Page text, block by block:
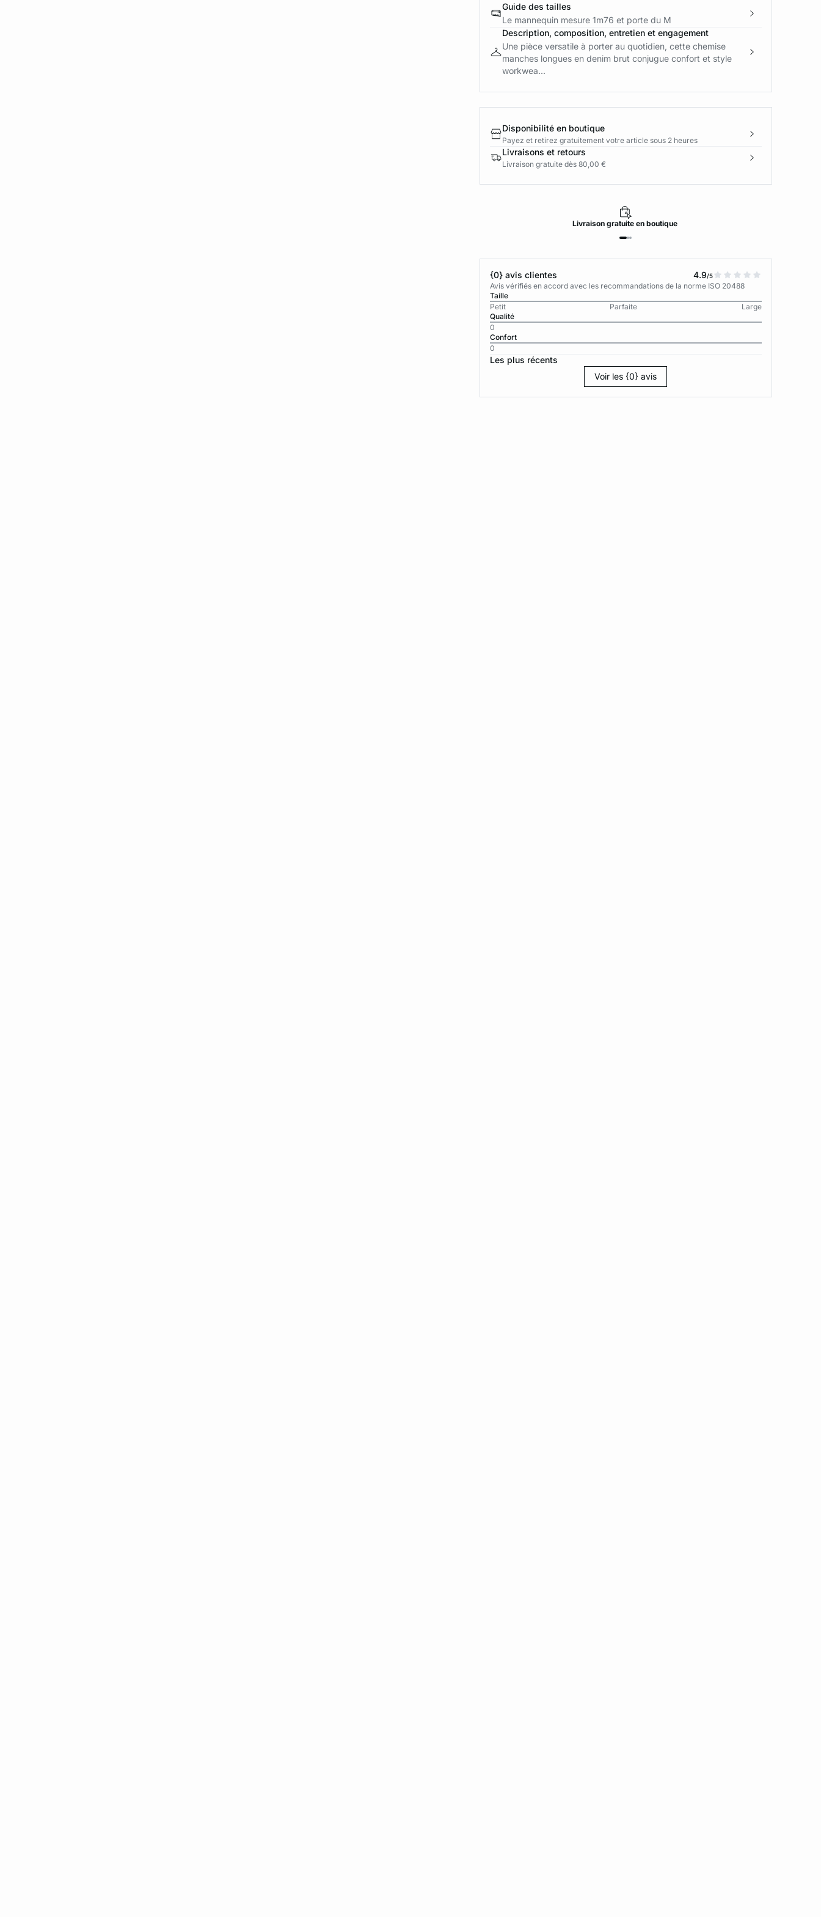
Guide des tailles
Le mannequin mesure 1m76 et porte du M
Description, composition, entretien et engagement
Une pièce versatile à porter au quotidien, cette chemise
manches longues en denim brut conjugue confort et style
workwea...
Disponibilité en boutique
Payez et retirez gratuitement votre article sous 2 heures
Livraisons et retours
Livraison gratuite dès 80,00 €
Livraison gratuite en boutique
{0} avis clientes 4.9/5
Avis vérifiés en accord avec les recommandations de la norme ISO 20488
Taille
Petit
Parfaite
Large
Qualité
0
Confort
0
Les plus récents
Voir les {0} avis